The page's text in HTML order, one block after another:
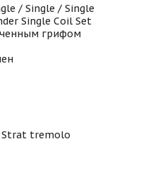
/ Single / Single
Single Coil Set
грифом
Strat tremolo